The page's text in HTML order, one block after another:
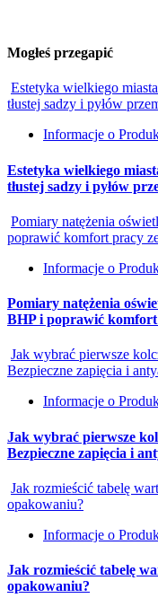
Mogłeś przegapić
Estetyka wielkiego
tłustej sadzy i pyłów
Informacje o
Estetyka wielkiego
tłustej sadzy i pyłów
Pomiary natężenia
poprawić komfort pracy
Informacje o
Pomiary natężenia
BHP i poprawić komfort
Jak wybrać pierwsze
Bezpieczne zapięcia i
Informacje o
Jak wybrać pierwsze
Bezpieczne zapięcia i
Jak rozmieścić tabelę
opakowaniu?
Informacje o
Jak rozmieścić tabelę
opakowaniu?